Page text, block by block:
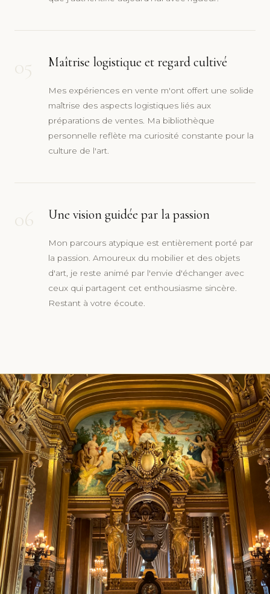
05 Maîtrise logistique et regard cultivé
Mes expériences en vente m'ont offert une solide
maîtrise des aspects logistiques liés aux
préparations de ventes. Ma bibliothèque
personnelle reflète ma curiosité constante pour la
culture de l'art.
06 Une vision guidée par la passion
Mon parcours atypique est entièrement porté par
la passion. Amoureux du mobilier et des objets
d'art, je reste animé par l'envie d'échanger avec
ceux qui partagent cet enthousiasme sincère.
Restant à votre écoute.